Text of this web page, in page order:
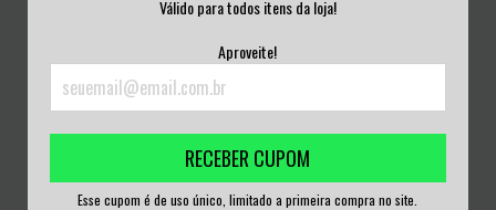
Válido para todos itens da loja!
Aproveite!
RECEBER CUPOM
Esse cupom é de uso único, limitado a primeira compra no site.